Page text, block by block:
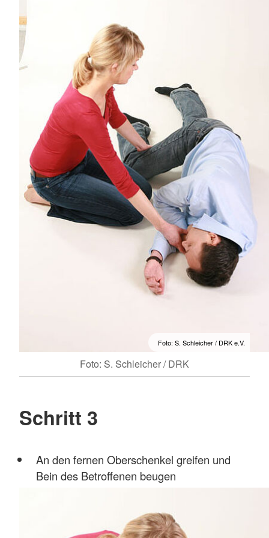
Foto: S. Schleicher / DRK e.V.
Foto: S. Schleicher / DRK
Schritt 3
An den fernen Oberschenkel greifen und
Bein des Betroffenen beugen